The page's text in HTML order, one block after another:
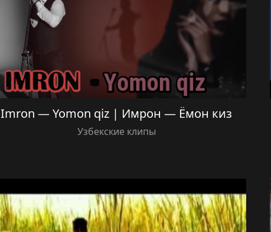
Imron — Yomon qiz | Имрон — Ёмон киз
Узбекские клипы